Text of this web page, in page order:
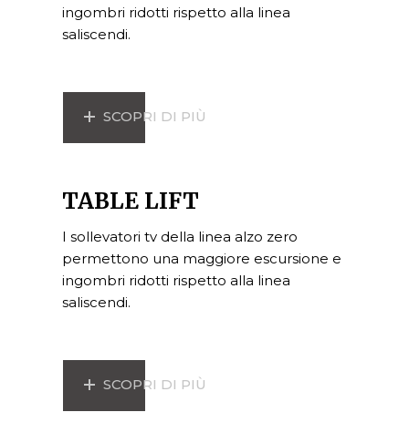
ingombri ridotti rispetto alla linea
saliscendi.
SCOPRI DI PIÙ
TABLE LIFT
I sollevatori tv della linea alzo zero
permettono una maggiore escursione e
ingombri ridotti rispetto alla linea
saliscendi.
SCOPRI DI PIÙ